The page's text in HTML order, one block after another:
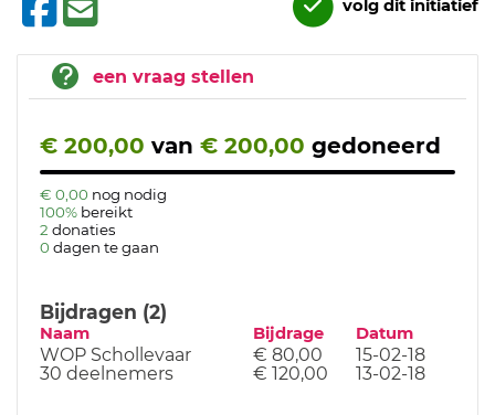
volg dit initiatief
een vraag stellen
€ 200,00 van € 200,00 gedoneerd
€ 0,00 nog nodig
100% bereikt
2 donaties
0 dagen te gaan
Bijdragen (2)
Naam Bijdrage Datum
WOP Schollevaar € 80,00
15-02-18
30 deelnemers
€ 120,00 13-02-18